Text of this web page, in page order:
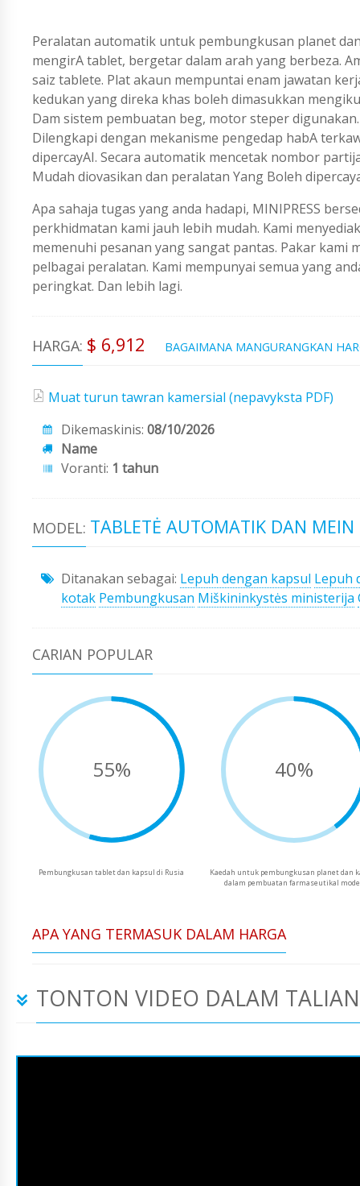
Peralatan automatik untuk pembungkusan planet
mengirA tablet, bergetar dalam arah yang berbeza.
saiz tablete. Plat akaun mempuntai enam jawatan
kedukan yang direka khas boleh dimasukkan
Dam sistem pembuatan beg, motor steper
Dilengkapi dengan mekanisme pengedap habA
dipercayAI. Secara automatik mencetak nombor
Mudah diovasikan dan peralatan Yang Boleh
Apa sahaja tugas yang anda hadapi, MINIPRESS
perkhidmatan kami jauh lebih mudah. Kami
memenuhi pesanan yang sangat pantas. Pakar
pelbagai peralatan. Kami mempunyai semua yang
peringkat. Dan lebih lagi.
HARGA: $ 6,912 BAGAIMANA MANGURANGKAN
Muat turun tawran kamersial (nepavyksta PDF)
Dikemaskinis: 08/10/2026
Name
Voranti: 1 tahun
MODEL: TABLETĖ AUTOMATIK DAN
Ditanakan sebagai: Lepuh dengan kapsul Lepuh
kotak Pembungkusan Miškininkystės ministerija
CARIAN POPULAR
55%
Pembungkusan tablet dan kapsul di Rusia
40%
Kaedah untuk pembungkusan planet dan
dalam pembuatan farmaseutikal
APA YANG TERMASUK DALAM HARGA
TONTON VIDEO DALAM TALIAN